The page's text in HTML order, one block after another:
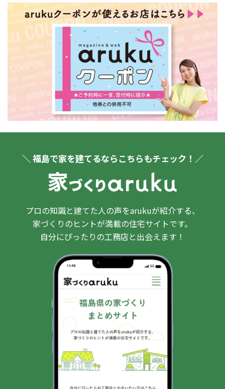
＼ 福島で家を建てるならこちらもチェック！／
プロの知識と建てた人の声をarukuが紹介する、
家づくりのヒントが満載の住宅サイトです。
自分にぴったりの工務店と出会えます！